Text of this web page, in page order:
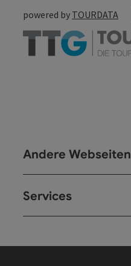
powered by TOURDATA
Andere Webseiten
Services